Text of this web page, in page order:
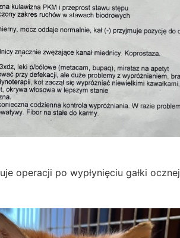
operacji po wypłynięciu gałki ocznej